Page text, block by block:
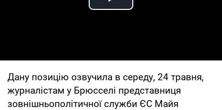
Play Video
Дану позицію озвучила в середу, 24 травня,
журналістам у Брюсселі представниця
зовнішньополітичної служби ЄС Майя